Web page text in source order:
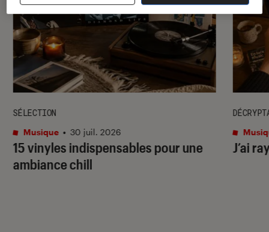
15 vinyles indispensables pour une
ambiance chill
SÉLECTION
Musique • 30 juil. 2026
J’ai